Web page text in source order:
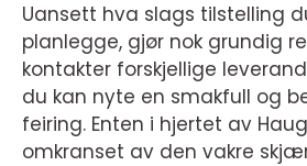
Uansett hva slags tilstelling
planlegge, gjør nok grundig
kontakter forskjellige
du kan nyte en smakfull og
feiring. Enten i hjertet av
omkranset av den vakre